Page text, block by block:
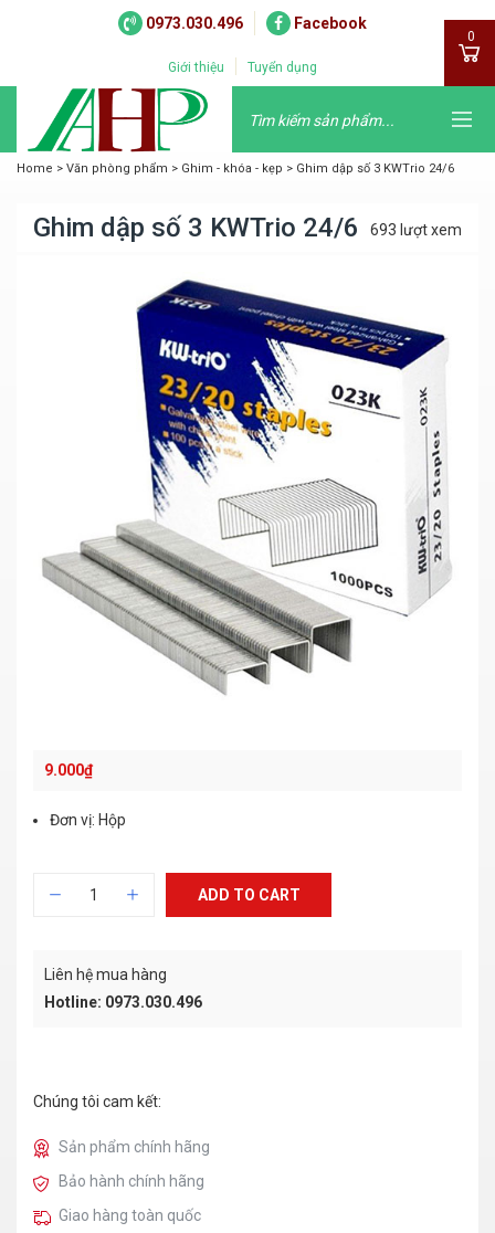
0973.030.496 Facebook
Giới thiệu Tuyển dụng
0
Home > Văn phòng phẩm > Ghim - khóa - kẹp > Ghim dập số 3 KWTrio 24/6
Ghim dập số 3 KWTrio 24/6 693 lượt xem
9.000₫
Đơn vị: Hộp
ADD TO CART
Liên hệ mua hàng
Hotline: 0973.030.496
Chúng tôi cam kết:
Sản phẩm chính hãng
Bảo hành chính hãng
Giao hàng toàn quốc